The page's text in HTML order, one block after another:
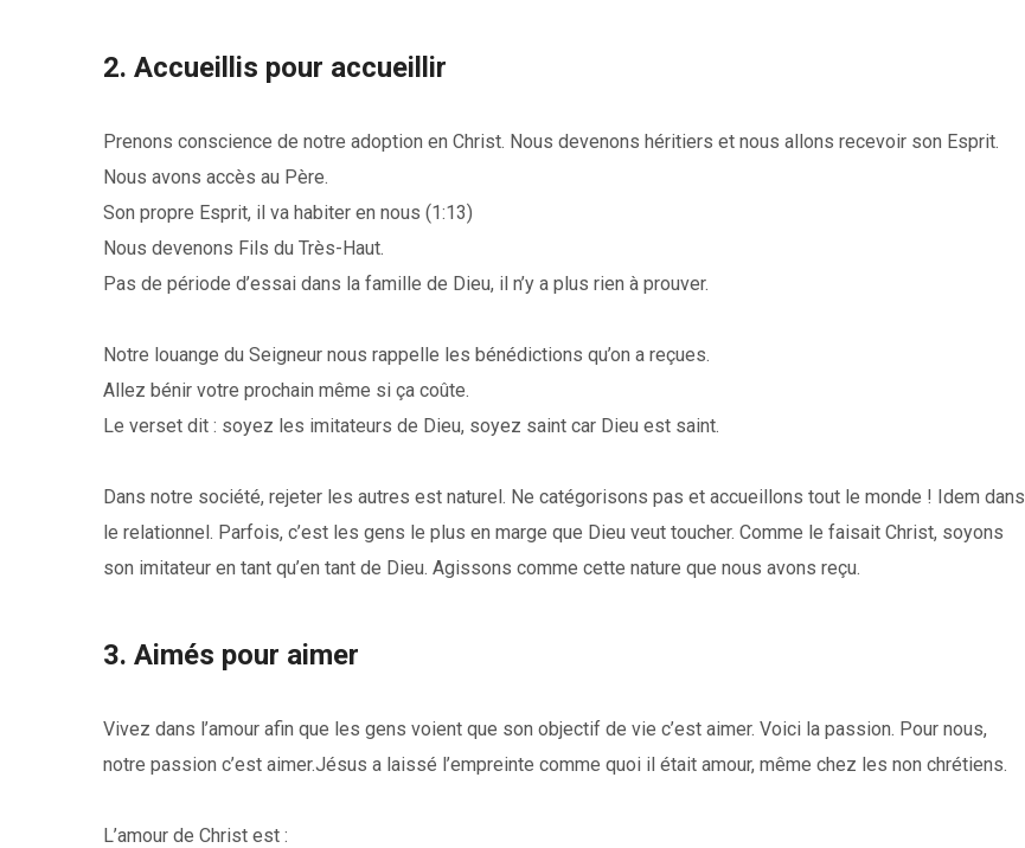
2. Accueillis pour accueillir
Prenons conscience de notre adoption en Christ. Nous devenons héritiers et nous allons recevoir son Esprit.
Nous avons accès au Père.
Son propre Esprit, il va habiter en nous (1:13)
Nous devenons Fils du Très-Haut.
Pas de période d’essai dans la famille de Dieu, il n’y a plus rien à prouver.
Notre louange du Seigneur nous rappelle les bénédictions qu’on a reçues.
Allez bénir votre prochain même si ça coûte.
Le verset dit : soyez les imitateurs de Dieu, soyez saint car Dieu est saint.
Dans notre société, rejeter les autres est naturel. Ne catégorisons pas et accueillons tout le monde ! Idem dans
le relationnel. Parfois, c’est les gens le plus en marge que Dieu veut toucher. Comme le faisait Christ, soyons
son imitateur en tant qu’en tant de Dieu. Agissons comme cette nature que nous avons reçu.
3. Aimés pour aimer
Vivez dans l’amour afin que les gens voient que son objectif de vie c’est aimer. Voici la passion. Pour nous,
notre passion c’est aimer.Jésus a laissé l’empreinte comme quoi il était amour, même chez les non chrétiens.
L’amour de Christ est :